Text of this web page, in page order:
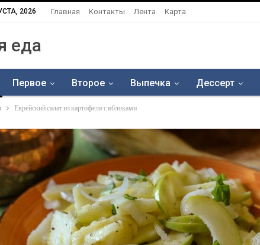
2026 Главная Контакты Лента Карта
еда
Первое Второе Выпечка Дессерт
Еврейский салат из картофеля с яблоками